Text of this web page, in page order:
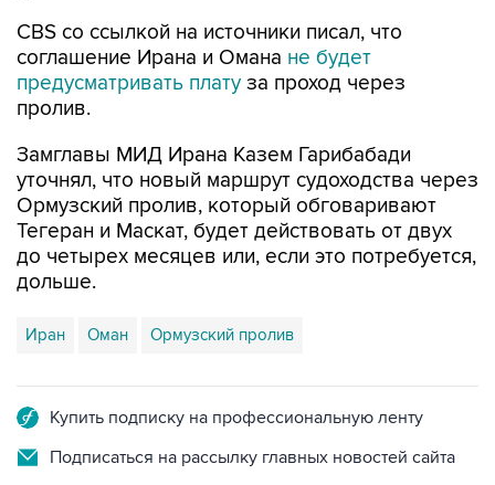
CBS со ссылкой на источники писал, что
соглашение Ирана и Омана не будет
предусматривать плату за проход через
пролив.
Замглавы МИД Ирана Казем Гарибабади
уточнял, что новый маршрут судоходства через
Ормузский пролив, который обговаривают
Тегеран и Маскат, будет действовать от двух
до четырех месяцев или, если это потребуется,
дольше.
Иран Оман Ормузский пролив
Купить подписку на профессиональную ленту
Подписаться на рассылку главных новостей сайта